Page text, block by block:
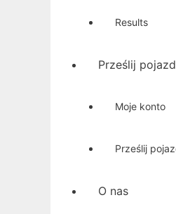
Results
Prześlij pojazd
Moje konto
Prześlij
O nas